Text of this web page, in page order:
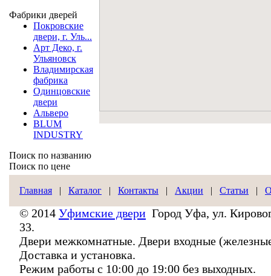
Фабрики дверей
Покровские
двери, г. Уль...
Арт Деко, г.
Ульяновск
Владимирская
фабрика
Одинцовские
двери
Альверо
BLUM
INDUSTRY
Поиск по названию
Поиск по цене
Главная | Каталог | Контакты | Акции | Статьи |
© 2014 Уфимские двери Город Уфа, ул.
33.
Двери межкомнатные. Двери входные
Доставка и установка.
Режим работы с 10:00 до 19:00 без выходных.